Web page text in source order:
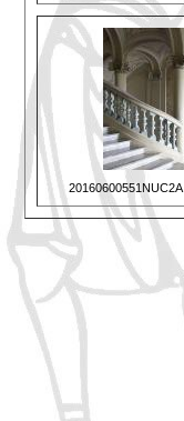
20160600551NUC2A